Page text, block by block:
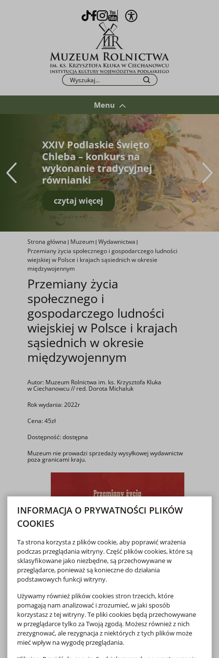
TikTok
Facebook
Instagram
YoutubeOtwórz opcje WCAG
Po kliknięciu przycisku fraza zostanie
Szukaj
Menu
XXIV Podlaskie Święto
Chleba – konkurs na
wykonanie tradycyjnej
równianki
czytaj więcej
Strona główna Muzeum Wydawnictwa
Przemiany życia społecznego i gospodarczego ludności
wiejskiej w Polsce i krajach sąsiednich w okresie
międzywojennym
Przemiany życia
społecznego i
gospodarczego ludności
wiejskiej w Polsce i krajach
sąsiednich w okresie
międzywojennym
Autor: Muzeum Rolnictwa im. ks. Krzysztofa Kluka
w Ciechanowcu // red. Dorota Michaluk
Rok wydania: 2022r
Cena: 45zł
Dostępność: dostępna
Muzeum nie prowadzi sprzedaży wysyłkowej wydawnictw
poza granicami kraju.
INFORMACJA O PRYWATNOŚCI PLIKÓW
COOKIES
Ta strona korzysta z plików cookie, aby poprawić wrażenia
podczas przeglądania witryny. Część plików cookies, które są
sklasyfikowane jako niezbędne, są przechowywane w
przeglądarce, ponieważ są konieczne do działania
podstawowych funkcji witryny.
Używamy również plików cookies stron trzecich, które
pomagają nam analizować i zrozumieć, w jaki sposób
korzystasz z tej witryny. Te pliki cookies będą przechowywane
w przeglądarce tylko za Twoją zgodą. Możesz również z nich
zrezygnować, ale rezygnacja z niektórych z tych plików może
mieć wpływ na wygodę przeglądania.